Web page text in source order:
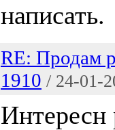
написать.
RE: Продам
1910 / 24-01-
Интересн